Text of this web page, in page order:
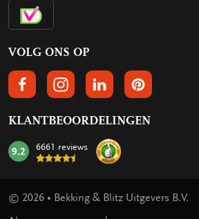
VOLG ONS OP
VOLGS ONS OP FACEBOOK
VOLG ONS OP INSTAGRAM
VOLG ONS OP
VOLG ONS
KLANTBEOORDELINGEN
mark:
9.2 6661 reviews
© 2026 • Bekking & Blitz Uitgevers B.V.